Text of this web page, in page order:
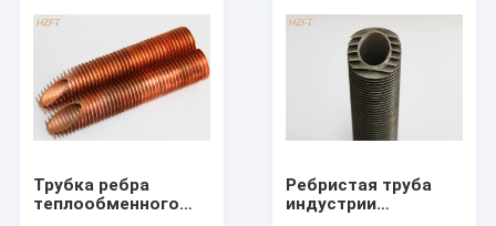
Трубка ребра
теплообменного
Ребристая труба
индустрии